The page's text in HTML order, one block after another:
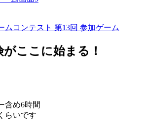
ムコンテスト 第13回 参加ゲーム
がここに始まる！
含め6時間
らいです